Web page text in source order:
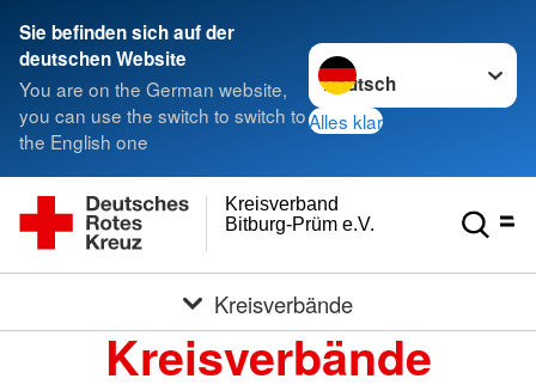
Sie befinden sich auf der
deutschen Website
You are on the German website,
you can use the switch to switch to
the English one
Sprache wechseln zu
Alles klar
Bitburg-Prüm e.V.
Kreisverband
Kreisverbände
Kreisverbände